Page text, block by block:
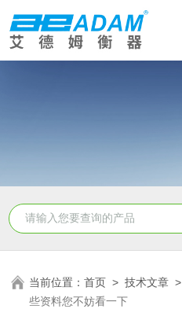
当前位置：首页 >技术文章 >
些资料您不妨看一下